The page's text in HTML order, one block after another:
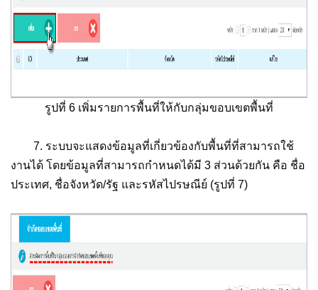
รูปที่ 6 เพิ่มรายการพื้นที่ให้กับกลุ่มขอบเขตพื้นที่
7. ระบบจะแสดงข้อมูลที่เกี่ยวข้องกับพื้นที่ที่สามารถใช้
งานได้ โดยข้อมูลที่สามารถกำหนดได้มี 3 ส่วนด้วยกัน คือ ชื่อ
ประเทศ, ชื่อจังหวัด/รัฐ และรหัสไปรษณีย์ (รูปที่ 7)